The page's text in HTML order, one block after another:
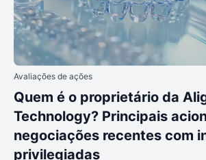
Avaliações de ações
Quem é o proprietário da
Technology? Principais
negociações recentes com
privilegiadas